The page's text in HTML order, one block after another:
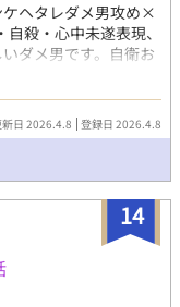
ケヘタレダメ男攻め×
殺・心中未遂表現、
ダメ男です。自衛お
りますが、特定の容
接的ではありません
容を含みます。 ・純
。 あまりにも高い壁
どうぞ <あらすじ>
求不満になった受け
勧めされる。そのア
いいと言われ…？ <名
🎁FANBOX（先行公
料／全問回答不
日 2026.4.8 登録日 2026.4.8
14